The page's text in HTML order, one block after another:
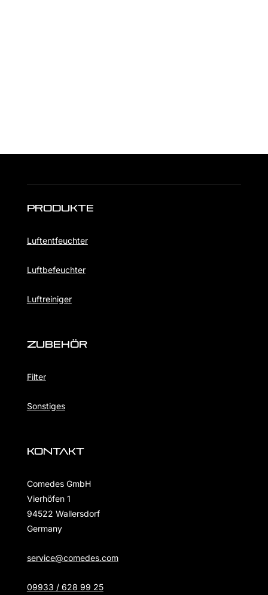
Produkte
Luftentfeuchter
Luftbefeuchter
Luftreiniger
ZubehöR
Filter
Sonstiges
KONTAKT
Comedes GmbH
Vierhöfen 1
94522 Wallersdorf
Germany
service@comedes.com
09933 / 628 99 25